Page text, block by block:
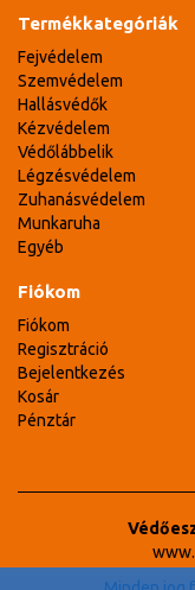
Termékkategóriák
Fejvédelem
Szemvédelem
Hallásvédők
Kézvédelem
Védőlábbelik
Légzésvédelem
Zuhanásvédelem
Munkaruha
Egyéb
Fiókom
Fiókom
Regisztráció
Bejelentkezés
Kosár
Pénztár